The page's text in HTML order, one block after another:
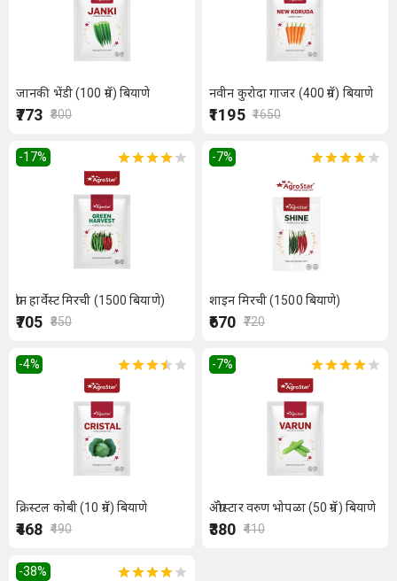
जानकी भेंडी (100 ग्रॅम) बियाणे
₹773 ₹800
नवीन कुरोदा गाजर (400 ग्रॅम) बियाणे
₹1195 ₹1650
-17%
ग्रीन हार्वेस्ट मिरची (1500 बियाणे)
₹705 ₹850
-7%
शाइन मिरची (1500 बियाणे)
₹670 ₹720
-4%
क्रिस्टल कोबी (10 ग्रॅम) बियाणे
₹468 ₹490
-7%
ॲग्रोस्टार वरुण भोपळा (50 ग्रॅम) बियाणे
₹380 ₹410
-38%